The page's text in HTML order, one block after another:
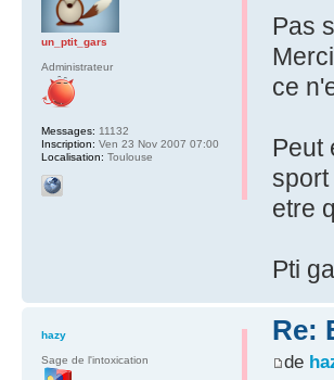
Pas
ce
Peut
etre
Pti
un_ptit_gars
Administrateur
Messages: 11132
Inscription: Ven 23 Nov 2007 07:00
Localisation: Toulouse
Re:
de
hazy
Sage de l'intoxication